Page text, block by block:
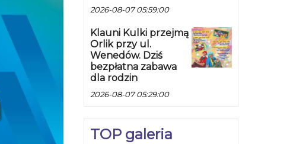
2026-08-07 05:59:00
Klauni Kulki przejmą
Orlik przy ul.
Wenedów. Dziś
bezpłatna zabawa
dla rodzin
2026-08-07 05:29:00
TOP galeria